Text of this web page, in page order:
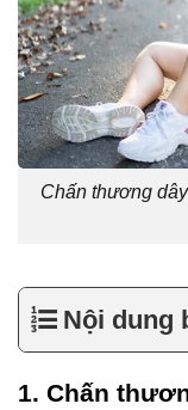
Chấn thương
Nội dung
1. Chấn